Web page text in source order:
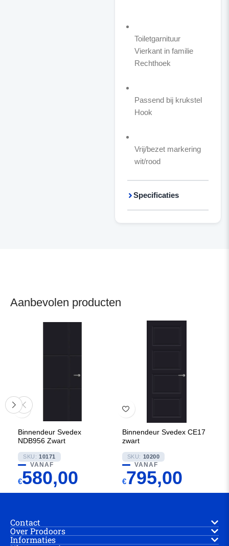
Toiletgarnituur
Vierkant in familie
Rechthoek
Passend bij krukstel
Hook
Vrij/bezet markering
wit/rood
Specificaties
Aanbevolen producten
Binnendeur Svedex
NDB956 Zwart
SKU: 10171
VANAF
€580,00
Binnendeur Svedex CE17
zwart
SKU: 10200
VANAF
€795,00
Contact
Over Prodoors
Informaties